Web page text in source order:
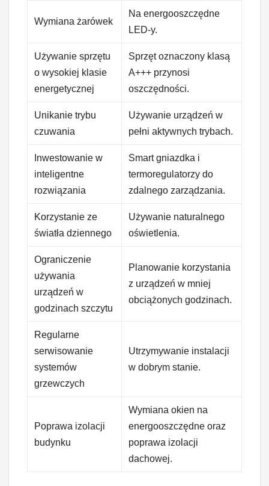
Wymiana żarówek
Na energooszczędne
LED-y.
Używanie sprzętu
o wysokiej klasie
energetycznej
Sprzęt oznaczony klasą
A+++ przynosi
oszczędności.
Unikanie trybu
czuwania
Używanie urządzeń w
pełni aktywnych trybach.
Inwestowanie w
inteligentne
rozwiązania
Smart gniazdka i
termoregulatorzy do
zdalnego zarządzania.
Korzystanie ze
światła dziennego
Używanie naturalnego
oświetlenia.
Ograniczenie
używania
urządzeń w
godzinach szczytu
Planowanie korzystania
z urządzeń w mniej
obciążonych godzinach.
Regularne
serwisowanie
systemów
grzewczych
Utrzymywanie instalacji
w dobrym stanie.
Poprawa izolacji
budynku
Wymiana okien na
energooszczędne oraz
poprawa izolacji
dachowej.